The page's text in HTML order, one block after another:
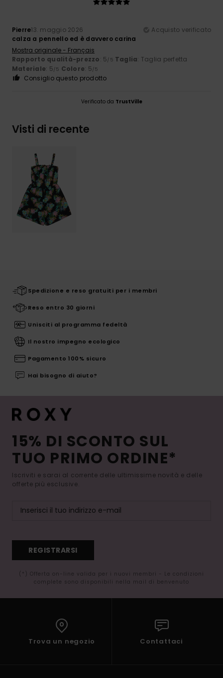
Pierre13. maggio 2026
Acquisto verificato
calza a pennello ed è davvero carina
Mostra originale - Français
Rapporto qualità-prezzo: 5/5 Taglia: Taglia perfetta
Materiale: 5/5 Colore: 5/5
Consiglio questo prodotto
Verificato da TrustVille
Visti di recente
Spedizione e reso gratuiti per i membri
Reso entro 30 giorni
Unisciti al programma fedeltà
Il nostro impegno ecologico
Pagamento 100% sicuro
Hai bisogno di aiuto?
15% DI SCONTO SUL
TUO PRIMO ORDINE*
Iscriviti e sarai al corrente delle ultimissime novità e delle
offerte più esclusive.
REGISTRARSI
(*) Offerta on-line valida per i nuovi membri - Le condizioni
complete sono disponibili nella mail di benvenuto
Trova un negozio Contattaci